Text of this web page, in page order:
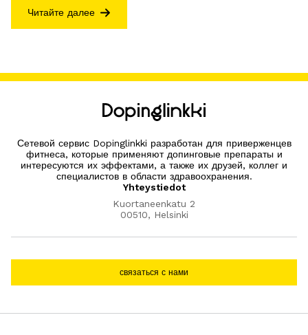
Читайте далее
Сетевой сервис Dopinglinkki разработан для приверженцев
фитнеса, которые применяют допинговые препараты и
интересуются их эффектами, а также их друзей, коллег и
специалистов в области здравоохранения.
Yhteystiedot
Kuortaneenkatu 2
00510, Helsinki
связаться с нами